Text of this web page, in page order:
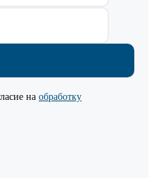
на обработку